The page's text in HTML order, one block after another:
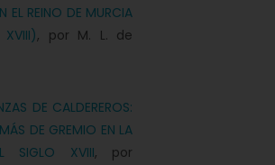
EL REINO DE MURCIA
, por M. L. de
DE CALDEREROS:
DE GREMIO EN LA
SIGLO XVIII, por